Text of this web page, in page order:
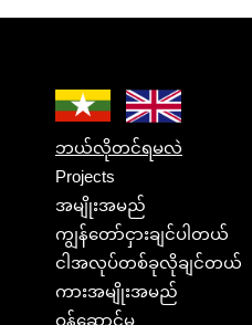
ဘယ်လိုတင်ရမလဲ
Projects
အမျိုးအမည်
ကျွန်တော်ငှားချင်ပါတယ်
ငါအလုပ်တစ်ခုလိုချင်တယ်
ကားအမျိုးအမည်
ဝန်ဆောင်မှု